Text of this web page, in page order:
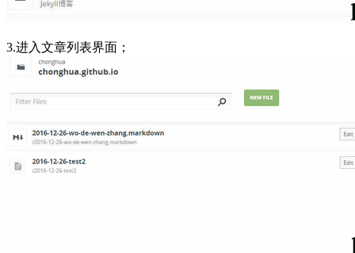
3.进入文章列表界面；